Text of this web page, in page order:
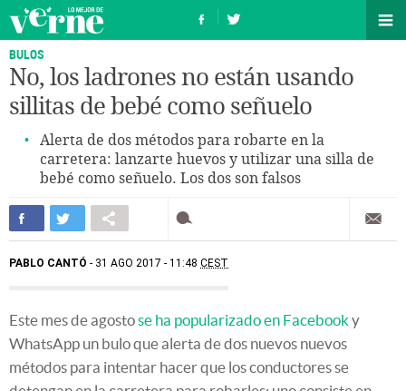
BULOS
No, los ladrones no están usando
sillitas de bebé como señuelo
Alerta de dos métodos para robarte en la
carretera: lanzarte huevos y utilizar una silla de
bebé como señuelo. Los dos son falsos
PABLO CANTÓ 31 AGO 2017 - 11:48 CEST
Este mes de agostose ha popularizado en Facebooky
WhatsApp un bulo que alerta de dos nuevos nuevos
métodos para intentar hacer que los conductores se